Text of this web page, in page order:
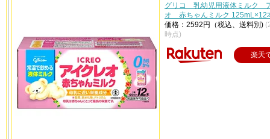
グリコ 乳幼児用液体ミルク
オ 赤ちゃんミルク 125mL×12
価格：2592円（税込、送料別)
時点)
楽天